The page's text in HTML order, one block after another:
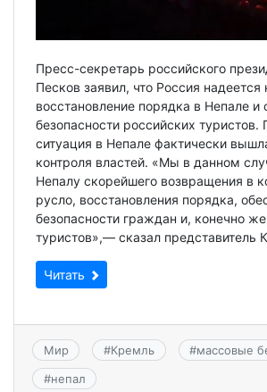
Пресс-секретарь российского
Песков заявил, что Россия
восстановление порядка в Непале и
безопасности российских туристов.
ситуация в Непале фактически
контроля властей. «Мы в данном
Непалу скорейшего возвращения в
русло, восстановления порядка,
безопасности граждан и, конечно
туристов»,— сказал представитель
Читать
Мир #Кремль #массовые
#непал